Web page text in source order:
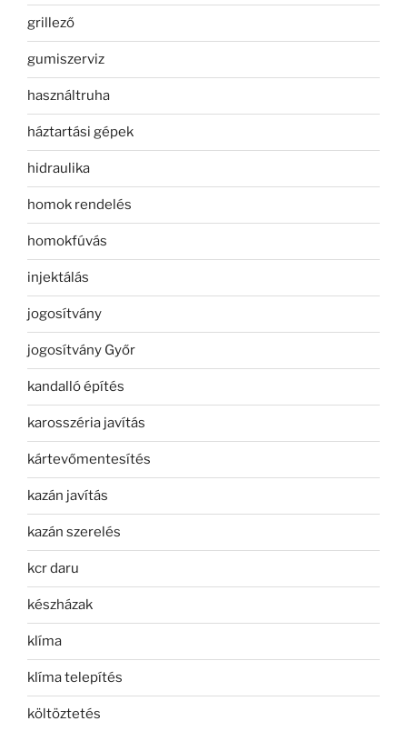
grillező
gumiszerviz
használtruha
háztartási gépek
hidraulika
homok rendelés
homokfúvás
injektálás
jogosítvány
jogosítvány Győr
kandalló építés
karosszéria javítás
kártevőmentesítés
kazán javítás
kazán szerelés
kcr daru
készházak
klíma
klíma telepítés
költöztetés